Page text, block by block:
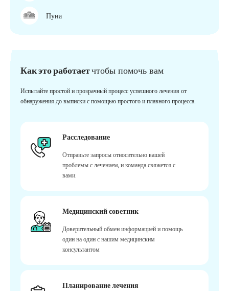
Пуна
Как это работаетчтобы помочь вам
Испытайте простой и прозрачный процесс успешного лечения от
обнаружения до выписки с помощью простого и плавного процесса.
Расследование
Отправьте запросы относительно вашей
проблемы с лечением, и команда свяжется с
вами.
Медицинский советник
Доверительный обмен информацией и помощь
один на один с нашим медицинским
консультантом
Планирование лечения